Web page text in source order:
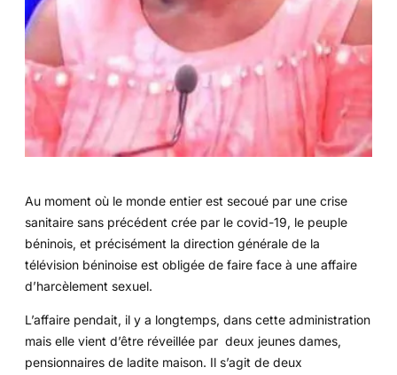
Au moment où le monde entier est secoué par une crise
sanitaire sans précédent crée par le covid-19, le peuple
béninois, et précisément la direction générale de la
télévision béninoise est obligée de faire face à une affaire
d’harcèlement sexuel.
L’affaire pendait, il y a longtemps, dans cette administration
mais elle vient d’être réveillée par deux jeunes dames,
pensionnaires de ladite maison. Il s’agit de deux